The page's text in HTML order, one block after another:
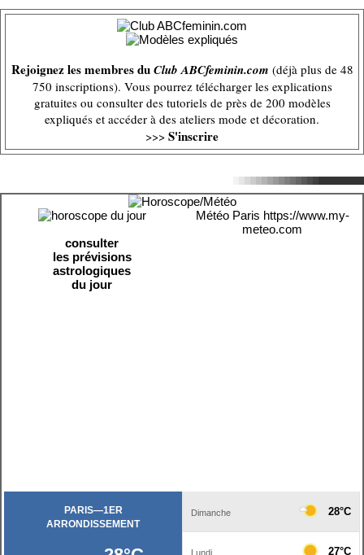
Rejoignez les membres duClub ABCfeminin.com (déjà plus de 48
750 inscriptions). Vous pourrez télécharger les explications
gratuites ou consulter des tutoriels de près de 200 modèles
expliqués et accéder à des ateliers mode et décoration.
>>> S'inscrire
consulter
les prévisions
astrologiques
du jour
Météo Paris https://www.my-
meteo.com